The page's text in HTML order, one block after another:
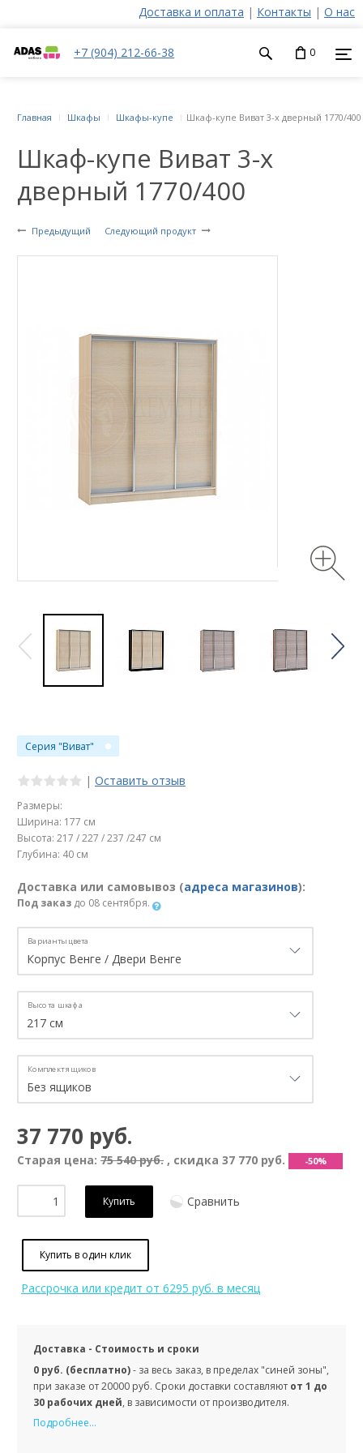
Доставка и оплата | Контакты | О нас
+7 (904) 212-66-38 0
Шкаф-купе Виват 3-х
дверный 1770/400
Предыдущий Следующий продукт
Главная Шкафы Шкафы-купе Шкаф-купе Виват 3-х дверный 1770/400
Серия "Виват"
| Оставить отзыв
Размеры:
Ширина: 177 см
Высота: 217 / 227 / 237 /247 см
Глубина: 40 см
Доставка или самовывоз (адреса магазинов):
Под заказ до 08 сентября.
Варианты цвета
Высота шкафа
Комплект ящиков
37 770 руб.
Старая цена: 75 540 руб. , скидка 37 770 руб. -50%
Купить Сравнить
Купить в один клик
Рассрочка или кредит от 6295 руб. в месяц
Доставка - Стоимость и сроки
0 руб. (бесплатно)- за весь заказ, в пределах "синей зоны",
при заказе от 20000 руб. Сроки доставки составляют от 1 до
30 рабочих дней, в зависимости от производителя.
Подробнее...